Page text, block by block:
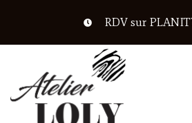
RDV sur